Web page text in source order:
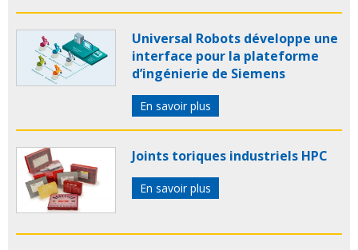
Universal Robots développe une
interface pour la plateforme
d’ingénierie de Siemens
En savoir plus
Joints toriques industriels HPC
En savoir plus